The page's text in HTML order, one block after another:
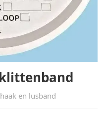
en lusband